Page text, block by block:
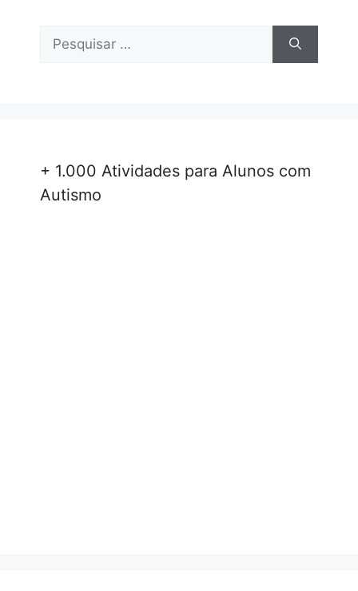
Pesquisar
+ 1.000 Atividades para Alunos com
Autismo